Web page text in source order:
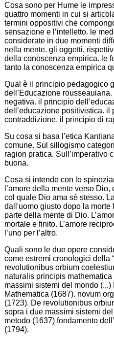
Cosa sono per Hume le
quattro momenti in cui si
termini oppositivi che
sensazione e l’intelletto. le
considerate in due momenti
nella mente. gli oggetti,
della conoscenza empirica. le
tanto la conoscenza empirica
Qual è il principio pedagogico
dell’Educazione
negativa. il principio
dell’educazione positivistica. il
contraddizione. il principio di
Su cosa si basa l’etica
comune. Sul sillogismo
ragion pratica. Sull’imperativo
buona.
Cosa si intende con lo
l’amore della mente verso
col quale Dio ama sé stesso.
dall'uomo giusto dopo la morte
parte della mente di Dio.
mortale e finito. L’amore
l’uno per l’altro.
Quali sono le due opere
come estremi cronologici della
revolutionibus orbium
naturalis principis
massimi sistemi del mondo
Mathematica (1687). novum
(1723). De revolutionibus
sopra i due massimi sistemi
metodo (1637) fondamento
(1794).